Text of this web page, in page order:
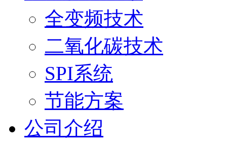
全变频技术
二氧化碳技术
SPI系统
节能方案
公司介绍